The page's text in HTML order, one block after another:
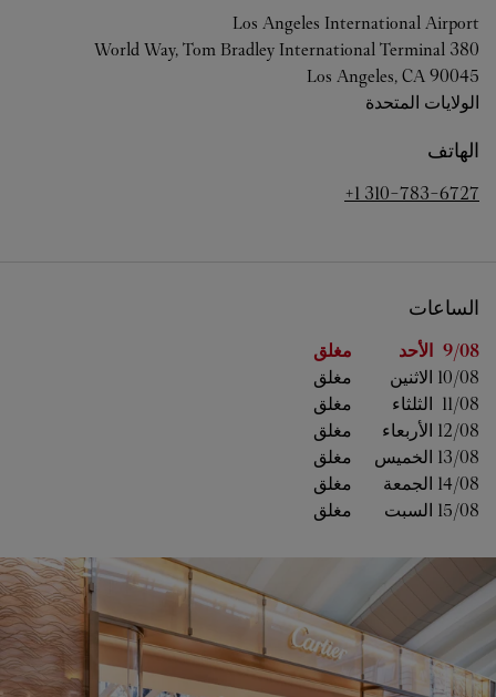
Los Angeles International Airport
380 World Way, Tom Bradley International Terminal
Los Angeles, CA 90045
الولايات المتحدة
الهاتف
+1 310-783-6727
الساعات
اليوم من الأسبوع الساعات 9/08 الأحد
مغلق
10/08 الاثنين
مغلق
11/08 الثلثاء
مغلق
12/08 الأربعاء
مغلق
13/08 الخميس
مغلق
14/08 الجمعة
مغلق
15/08 السبت مغلق